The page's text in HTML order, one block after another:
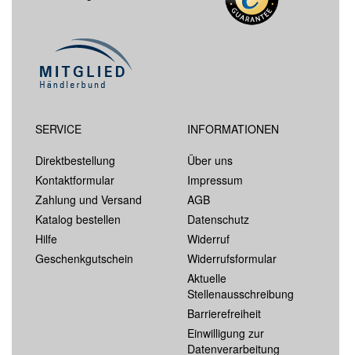
SERVICE
Direktbestellung
Kontaktformular
Zahlung und Versand
Katalog bestellen
Hilfe
Geschenkgutschein
INFORMATIONEN
Über uns
Impressum
AGB
Datenschutz
Widerruf
Widerrufsformular
Aktuelle
Stellenausschreibung
Barrierefreiheit
Einwilligung zur
Datenverarbeitung